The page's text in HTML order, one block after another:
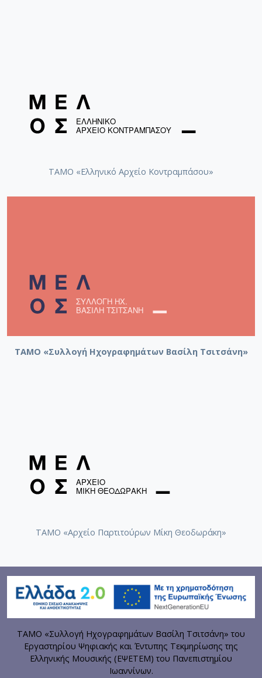
ΤΑΜΟ «Ελληνικό Αρχείο Κοντραμπάσου»
ΤΑΜΟ «Συλλογή Ηχογραφημάτων Βασίλη Τσιτσάνη»
ΤΑΜΟ «Αρχείο Παρτιτούρων Μίκη Θεοδωράκη»
ΤΑΜΟ «Συλλογή Ηχογραφημάτων Βασίλη Τσιτσάνη» του
Εργαστηρίου Ψηφιακής και Έντυπης Τεκμηρίωσης της
Ελληνικής Μουσικής (ΕΨΕΤΕΜ) του Πανεπιστημίου
Ιωαννίνων.